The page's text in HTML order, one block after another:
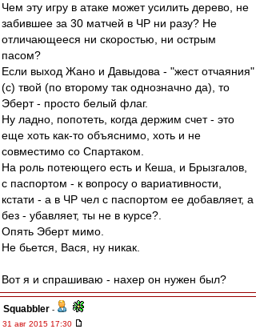
Чем эту игру в атаке может усилить дерево, не
забившее за 30 матчей в ЧР ни разу? Не
отличающееся ни скоростью, ни острым
пасом?
Если выход Жано и Давыдова - "жест отчаяния"
(с) твой (по второму так однозначно да), то
Эберт - просто белый флаг.
Ну ладно, попотеть, когда держим счет - это
еще хоть как-то объяснимо, хоть и не
совместимо со Спартаком.
На роль потеющего есть и Кеша, и Брызгалов,
с паспортом - к вопросу о вариативности,
кстати - а в ЧР чел с паспортом ее добавляет, а
без - убавляет, ты не в курсе?.
Опять Эберт мимо.
Не бьется, Вася, ну никак.
Вот я и спрашиваю - нахер он нужен был?
Squabbler -
31 авг 2015 17:30